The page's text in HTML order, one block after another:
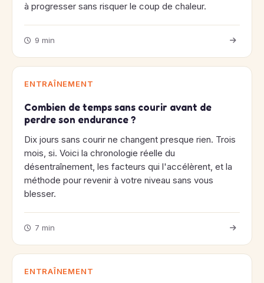
à progresser sans risquer le coup de chaleur.
9 min
ENTRAÎNEMENT
Combien de temps sans courir avant de
perdre son endurance ?
Dix jours sans courir ne changent presque rien. Trois
mois, si. Voici la chronologie réelle du
désentraînement, les facteurs qui l'accélèrent, et la
méthode pour revenir à votre niveau sans vous
blesser.
7 min
ENTRAÎNEMENT